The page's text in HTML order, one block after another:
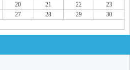
20 21 22
23
27 28 29
30